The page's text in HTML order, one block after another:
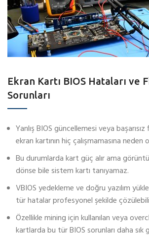
Ekran Kartı BIOS Hataları ve
Sorunları
Yanlış BIOS güncellemesi veya başarısız
ekran kartının hiç çalışmamasına neden
Bu durumlarda kart güç alır ama
dönse bile sistem kartı tanıyamaz.
VBIOS yedekleme ve doğru yazılım
tür hatalar profesyonel şekilde
Özellikle mining için kullanılan veya
kartlarda bu tür BIOS sorunları daha sık